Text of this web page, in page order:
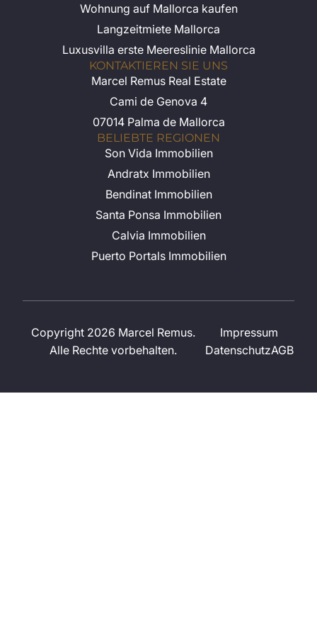
Wohnung auf Mallorca kaufen
Langzeitmiete Mallorca
Luxusvilla erste Meereslinie Mallorca
KONTAKTIEREN SIE UNS
Marcel Remus Real Estate
Cami de Genova 4
07014 Palma de Mallorca
BELIEBTE REGIONEN
Son Vida Immobilien
Andratx Immobilien
Bendinat Immobilien
Santa Ponsa Immobilien
Calvia Immobilien
Puerto Portals Immobilien
Copyright 2026 Marcel Remus.
Alle Rechte vorbehalten.
Impressum
DatenschutzAGB